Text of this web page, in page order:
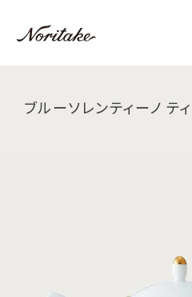
ブルーソレンティーノ テ